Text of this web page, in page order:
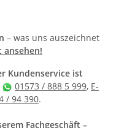
– was uns auszeichnet
ansehen!
Kundenservice ist
01573 / 888 5 999, E-
/ 94 390.
Fachgeschäft –